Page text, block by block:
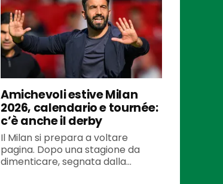
Amichevoli estive Milan
2026, calendario e tournée:
c’è anche il derby
Il Milan si prepara a voltare
pagina. Dopo una stagione da
dimenticare, segnata dalla...